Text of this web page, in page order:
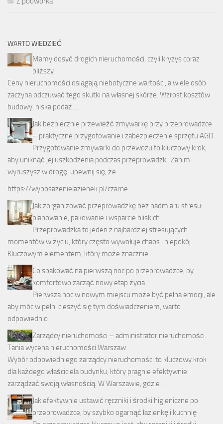
WARTO WIEDZIEĆ
Mamy dosyć drogich nieruchomości, czyli kryzys coraz
bliższy
Ceny nieruchomości osiągają niebotyczne wartości, a wiele osób
zaczyna odczuwać tego skutki na własnej skórze. Wzrost kosztów
budowy, niska podaż …
Jak bezpiecznie przewieźć zmywarkę przy przeprowadzce
– praktyczne przygotowanie i zabezpieczenie sprzętu AGD
Przygotowanie zmywarki do przewozu to kluczowy krok,
aby uniknąć jej uszkodzenia podczas przeprowadzki. Zanim
wyruszysz w drogę, upewnij się, że …
https://wyposazenielazienek.pl/czarne
Jak zorganizować przeprowadzkę bez nadmiaru stresu:
planowanie, pakowanie i wsparcie bliskich
Przeprowadzka to jeden z najbardziej stresujących
momentów w życiu, który często wywołuje chaos i niepokój.
Kluczowym elementem, który może znacznie …
Co spakować na pierwszą noc po przeprowadzce, by
komfortowo zacząć nowy etap życia
Pierwsza noc w nowym miejscu może być pełna emocji, ale
aby móc w pełni cieszyć się tym doświadczeniem, warto
odpowiednio …
Zarządcy nieruchomości – administrator nieruchomości.
Tania wycena nieruchomości Warszaw
Wybór odpowiedniego zarządcy nieruchomości to kluczowy krok
dla każdego właściciela budynku, który pragnie efektywnie
zarządzać swoją własnością. W Warszawie, gdzie …
Jak efektywnie ustawić ręczniki i środki higieniczne po
przeprowadzce, by szybko ogarnąć łazienkę i kuchnię